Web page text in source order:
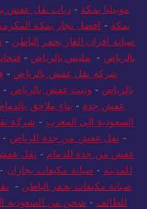
موبيليا بمكة -دباب نقل عفش
بمكة - افضل نجار بمكة
صيانة افران الغاز بحفر الباطن -
بالرياض - مليس بالرياض -
شركة نقل عفش بالرياض -
بالرياض - ونيت عفش بالرياض -
عفش جدة - بناء ملاحق بالدمام
السعودية الى المغرب - شركة
- نقل عفش من جدة للرياض -
عفش من جدة للدمام - نقل
للمدينة - صيانة مكيفات بجازان -
صيانة مكيفات بحفر الباطن -
للطائف - شحن من السعودية